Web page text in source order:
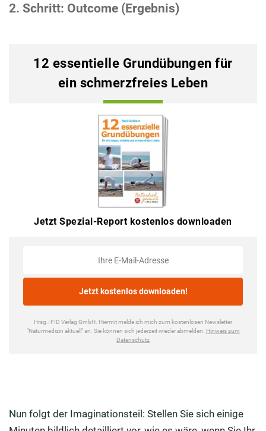
2. Schritt: Outcome (Ergebnis)
Nun folgt der Imaginationsteil: Stellen Sie sich einige